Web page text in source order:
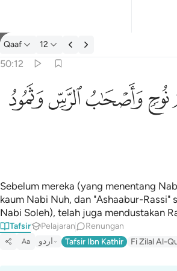
Tafsir: Qaaf 50:12
Qaaf 12
50:12
كذبت قبلهم قوم نوح واصحاب الرس وثمود ١٢
قَبْلَهُمْ قَوْمُ نُوحٍۢ وَأَصْحَـٰبُ ٱلرَّسِّ وَثَمُودُ ١٢
ﲮﲯﲰﲱ
Sebelum mereka (yang menentang
kaum Nabi Nuh, dan "Ashaabur-Rassi"
Nabi Soleh), telah juga mendustakan
Tafsir Pelajaran Renungan
Aa اردو Tafsir Ibn Kathir Fi Zilal Al-